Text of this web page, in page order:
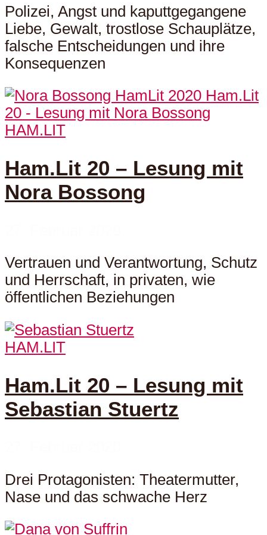
Polizei, Angst und kaputtgegangene
Liebe, Gewalt, trostlose Schauplätze,
falsche Entscheidungen und ihre
Konsequenzen
HAM.LIT
Ham.Lit 20 – Lesung mit
Nora Bossong
Vertrauen und Verantwortung, Schutz
und Herrschaft, in privaten, wie
öffentlichen Beziehungen
HAM.LIT
Ham.Lit 20 – Lesung mit
Sebastian Stuertz
Drei Protagonisten: Theatermutter,
Nase und das schwache Herz